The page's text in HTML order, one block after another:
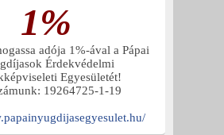
1%
adója 1%-ával a Pápai
Érdekvédelmi
Egyesületét!
19264725-1-19